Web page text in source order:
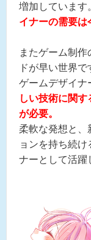
増加しています
イナーの需要は
またゲーム制
ドが早い世界で
ゲームデザイナ
しい技術に関
が必要。
柔軟な発想と、
ョンを持ち続
ナーとして活躍